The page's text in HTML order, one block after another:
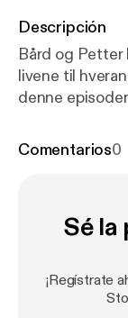
Descripción
Bård og Petter
livene til
denne
Stordalen på
ttps://
Comentarios0
Sé la
¡Regístrate